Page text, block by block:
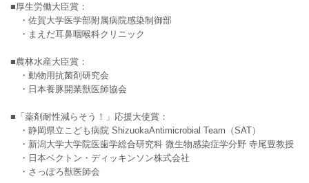
■厚生労働大臣賞：
・佐賀大学医学部附属病院感染制御部
・まえだ耳鼻咽喉科クリニック
■農林水産大臣賞：
・動物用抗菌剤研究会
・日本養豚開業獣医師協会
■「薬剤耐性減らそう！」応援大使賞：
・静岡県立こども病院 ShizuokaAntimicrobial Team（SAT）
・新潟大学大学院医歯学総合研究科 微生物感染症学分野 寺尾豊教授
・日本ベクトン・ディッキンソン株式会社
・さっぽろ獣医師会